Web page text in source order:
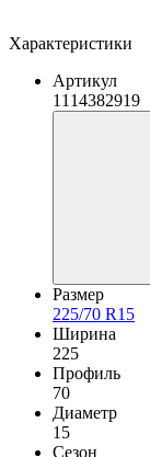
Характеристики
Артикул
1114382919
Размер
225/70 R15
Ширина
225
Профиль
70
Диаметр
15
Сезон